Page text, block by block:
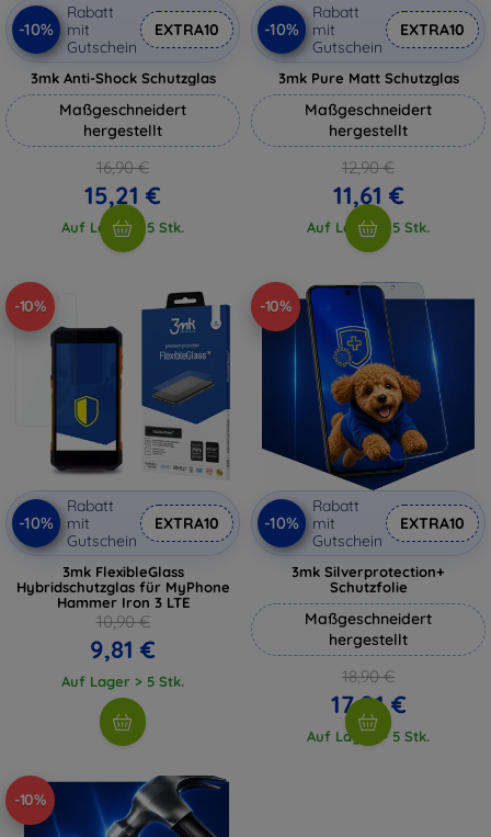
-10%
Rabatt
mit
Gutschein
EXTRA10
3mk Anti-Shock Schutzglas
Maßgeschneidert
hergestellt
16,90 €
15,21 €
Auf Lager > 5 Stk.
-10%
Rabatt
mit
Gutschein
EXTRA10
3mk Pure Matt Schutzglas
Maßgeschneidert
hergestellt
12,90 €
11,61 €
Auf Lager > 5 Stk.
-10%
-10%
Rabatt
mit
Gutschein
EXTRA10
3mk FlexibleGlass
Hybridschutzglas für MyPhone
Hammer Iron 3 LTE
10,90 €
9,81 €
Auf Lager > 5 Stk.
-10%
-10%
Rabatt
mit
Gutschein
EXTRA10
3mk Silverprotection+
Schutzfolie
Maßgeschneidert
hergestellt
18,90 €
17,01 €
Auf Lager > 5 Stk.
-10%